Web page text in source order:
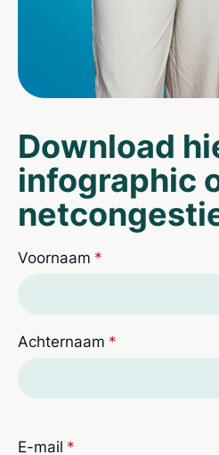
Download
infographic
Voornaam *
Achternaam *
E-mail *